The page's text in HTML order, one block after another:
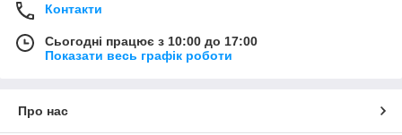
Контакти
Сьогодні працює з 10:00 до 17:00
Показати весь графік роботи
Про нас